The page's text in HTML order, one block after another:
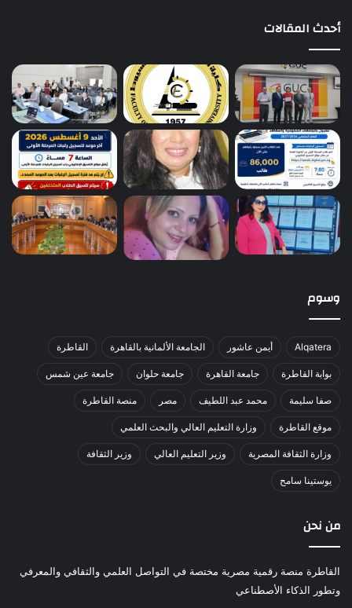
أحدث المقالات
وسوم
Alqatera أيمن عاشور الجامعة الألمانية بالقاهرة القاطرة
بوابة القاطرة جامعة القاهرة جامعة حلوان جامعة عين شمس
صفا سليمة محمد عبد اللطيف مصر منصة القاطرة
موقع القاطرة وزارة التعليم العالي والبحث العلمي
وزارة الثقافة المصرية وزير التعليم العالي وزير الثقافة
يوستينا سامح
من نحن
القاطرة منصة رقمية مصرية مختصة في التواصل العلمي والثقافي والمعرفي
وتطور الذكاء الأصطناعي